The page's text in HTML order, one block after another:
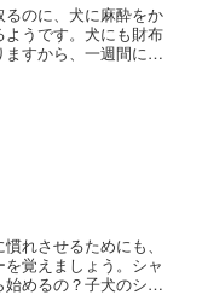
のに、犬に麻酔をか
ようです。犬にも財布
すから、一週間に一
れさせるためにも、
覚えましょう。シャ
めるの？子犬のシャ